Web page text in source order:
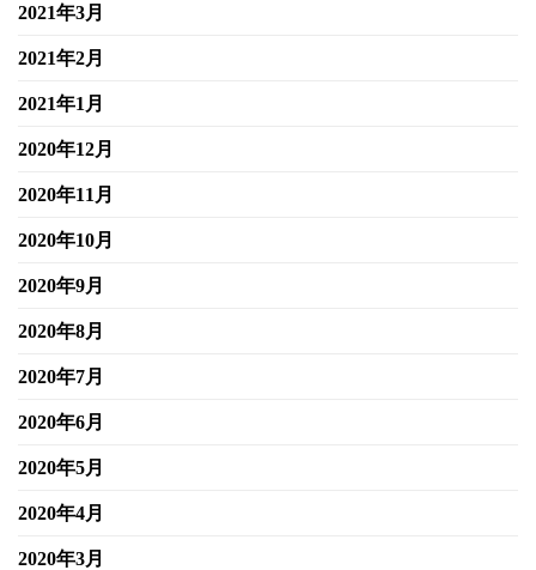
2021年3月
2021年2月
2021年1月
2020年12月
2020年11月
2020年10月
2020年9月
2020年8月
2020年7月
2020年6月
2020年5月
2020年4月
2020年3月